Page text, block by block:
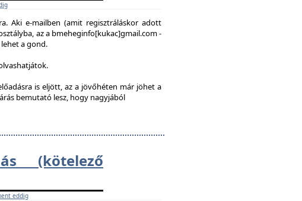
Aki e-mailben (amit regisztráláskor adott
az a bmeheginfo[kukac]gmail.com -
a gond.
is eljött, az a jövőhéten már jöhet a
bemutató lesz, hogy nagyjából
(kötelező
eddig